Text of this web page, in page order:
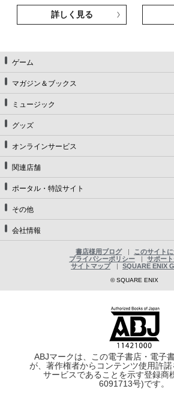
詳しく見る
ゲーム
マガジン＆ブックス
ミュージック
グッズ
オンラインサービス
関連店舗
ポータル・特設サイト
その他
会社情報
書店様用ブログ
このサイト
プライバシーポリシー
サポー
サイトマップ
SQUARE ENIX
© SQUARE ENIX
ABJマークは、この電子書店・電子
が、著作権者からコンテンツ使用許
サービスであることを示す登録商
6091713号)です。